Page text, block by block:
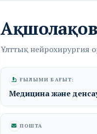
Ұлттық нейрохирургия
ҒЫЛЫМИ БАҒЫТ:
Медицина және
ПОШТА